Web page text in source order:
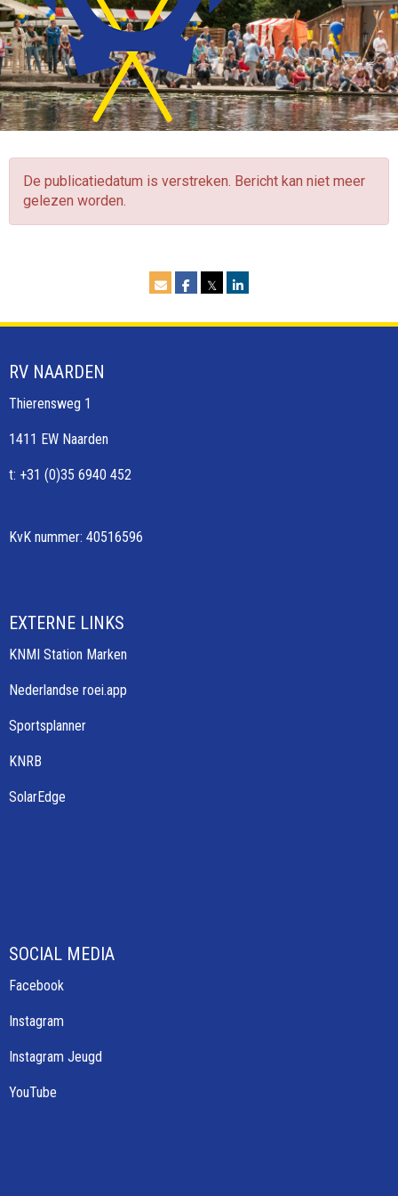
De publicatiedatum is verstreken. Bericht kan niet meer
gelezen worden.
𝕏
RV NAARDEN
Thierensweg 1
1411 EW Naarden
t: +31 (0)35 6940 452
KvK nummer: 40516596
EXTERNE LINKS
KNMI Station Marken
Nederlandse roei.app
Sportsplanner
KNRB
SolarEdge
SOCIAL MEDIA
Facebook
Instagram
Instagram Jeugd
YouTube